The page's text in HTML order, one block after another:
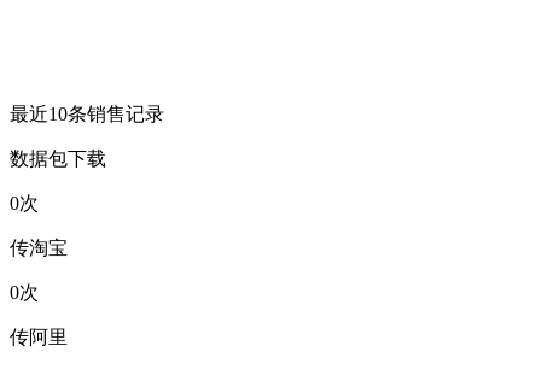
最近10条销售记录
数据包下载
0次
传淘宝
0次
传阿里